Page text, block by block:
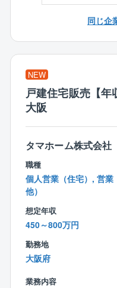
■夜勤：物件によって
【具体的には】
・電気が切れがないか
・空調機器に異変はな
・給排⽔設備に詰まり
など建物内のさまざま
不具合が⾒つかれば、
しいものは協⼒会社に
設備に向き合うだけで
テナントやオーナー等
がら業務を進めます︕
■オフィスビル：ザイ
同じ企
NEW
戸建住宅販売【
大阪
タマホーム株式会社
職種
個人営業（住宅）, 営
他）
想定年収
450～800万円
勤務地
大阪府
業務内容